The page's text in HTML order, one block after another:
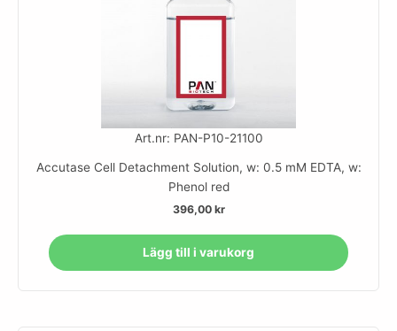
Art.nr: PAN-P10-21100
Accutase Cell Detachment Solution, w: 0.5 mM EDTA, w:
Phenol red
396,00 kr
Lägg till i varukorg